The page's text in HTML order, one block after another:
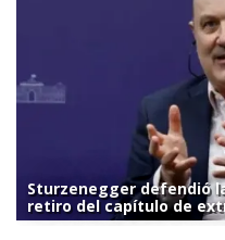
Sturzenegger defendió
retiro del capítulo de